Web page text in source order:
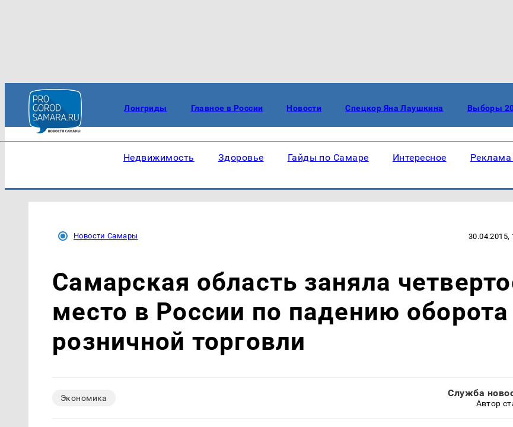
Лонгриды Главное в России Новости Спецкор Яна Лаушкина Выборы
Недвижимость Здоровье Гайды по Самаре Интересное Реклама
Новости Самары 30.04.2015,
Самарская область заняла
место в России по падению оборота
розничной торговли
Экономика Служба
Автор